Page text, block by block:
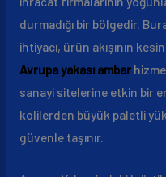
durmadığı bir bölgedir.
ihtiyacı, ürün akışının
Avrupa yakası ambar
sanayi sitelerine etkin bir
kolilerden büyük paletli
güvenle taşınır.